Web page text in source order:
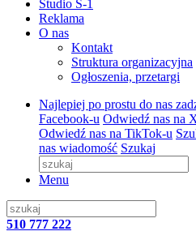
Studio S-1
Reklama
O nas
Kontakt
Struktura organizacyjna
Ogłoszenia, przetargi
Najlepiej po prostu do nas
Facebook-u Odwiedź nas na
Odwiedź nas na TikTok-u
nas wiadomość Szukaj
Menu
510 777 222